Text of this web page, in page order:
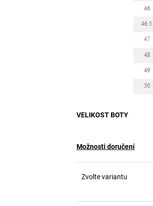
VELIKOST BOTY
Možnosti doručení
Zvolte variantu